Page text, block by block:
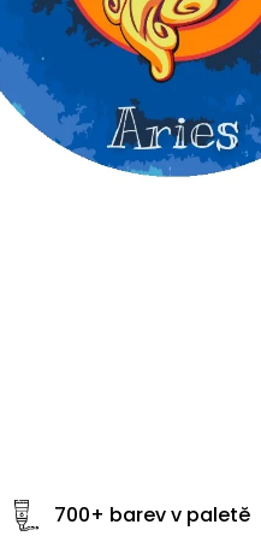
700+ barev v paletě